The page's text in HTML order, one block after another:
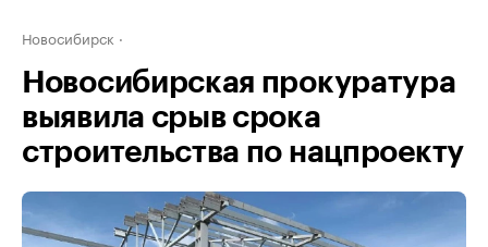
Новосибирск
Новосибирская прокуратура
выявила срыв срока
строительства по нацпроекту